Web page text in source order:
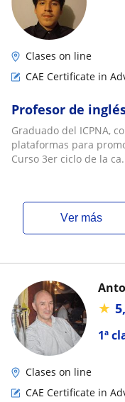
Clases on line
CAE Certificate in
Profesor de
Graduado del ICPNA,
plataformas para
Curso 3er ciclo de la
ver más
1ª
★
Clases on line
CAE Certificate in